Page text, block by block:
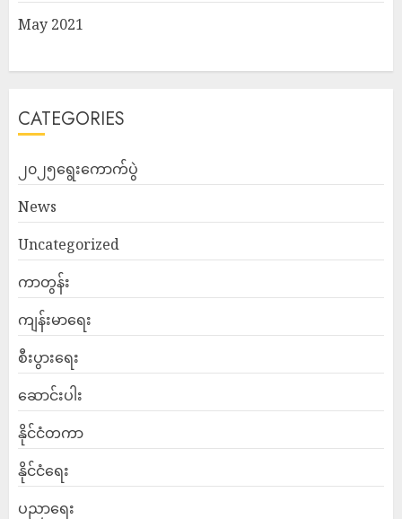
May 2021
CATEGORIES
၂၀၂၅ရွေးကောက်ပွဲ
News
Uncategorized
ကာတွန်း
ကျန်းမာရေး
စီးပွားရေး
ဆောင်းပါး
နိုင်ငံတကာ
နိုင်ငံရေး
ပညာရေး